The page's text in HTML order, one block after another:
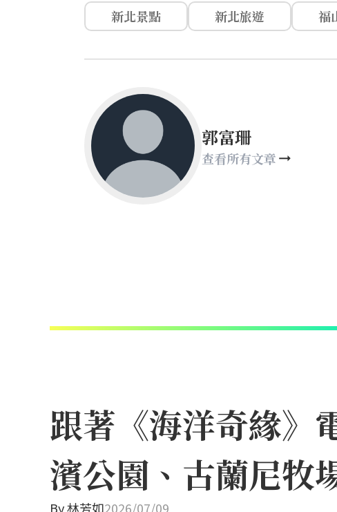
新北景點 新北旅遊 福
郭富珊
查看所有文章
跟著《海洋奇緣》
濱公園、古蘭尼牧
By林芳如2026/07/09